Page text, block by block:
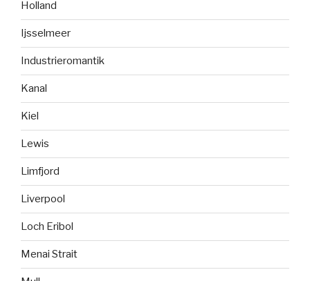
Holland
Ijsselmeer
Industrieromantik
Kanal
Kiel
Lewis
Limfjord
Liverpool
Loch Eribol
Menai Strait